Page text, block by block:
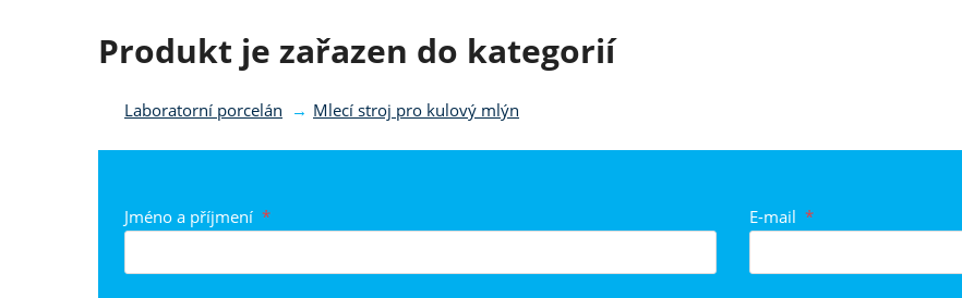
Produkt je zařazen do kategorií
Laboratorní porcelán Mlecí stroj pro kulový mlýn
Jméno a příjmení * E-mail *